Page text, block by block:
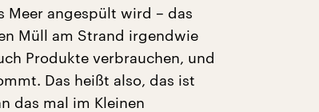
Meer angespült wird – das
Müll am Strand irgendwie
Produkte verbrauchen, und
Das heißt also, das ist
das mal im Kleinen